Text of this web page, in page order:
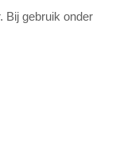
Bij gebruik onder